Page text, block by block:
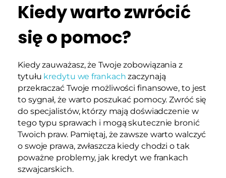
Kiedy warto zwrócić
się o pomoc?
Kiedy zauważasz, że Twoje zobowiązania z
tytułu kredytu we frankach zaczynają
przekraczać Twoje możliwości finansowe, to jest
to sygnał, że warto poszukać pomocy. Zwróć się
do specjalistów, którzy mają doświadczenie w
tego typu sprawach i mogą skutecznie bronić
Twoich praw. Pamiętaj, że zawsze warto walczyć
o swoje prawa, zwłaszcza kiedy chodzi o tak
poważne problemy, jak kredyt we frankach
szwajcarskich.